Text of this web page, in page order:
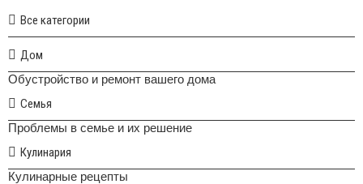
Все категории
Дом
Обустройство и ремонт вашего дома
Семья
Проблемы в семье и их решение
Кулинария
Кулинарные рецепты